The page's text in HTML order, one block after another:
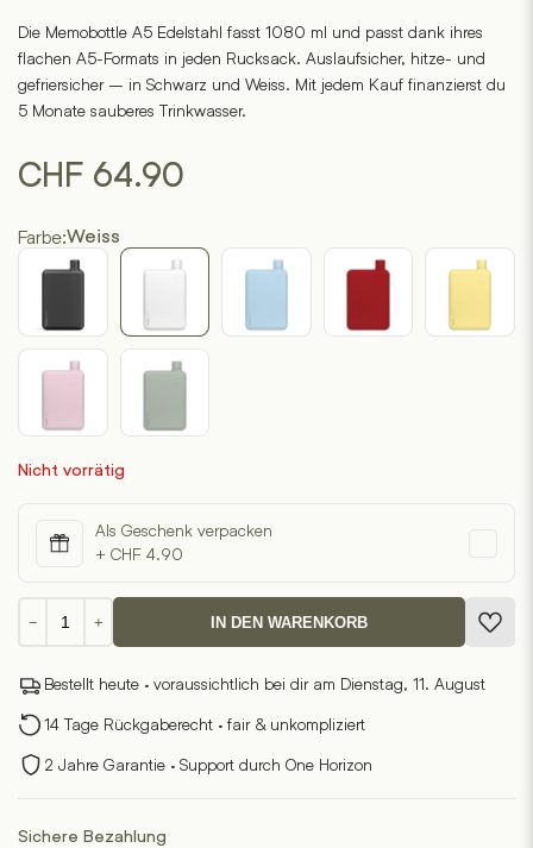
of
5
based
3
customer
Die Memobottle A5 Edelstahl fasst 1080 ml und passt dank ihres
flachen A5-Formats in jeden Rucksack. Auslaufsicher, hitze- und
gefriersicher – in Schwarz und Weiss. Mit jedem Kauf finanzierst du
5 Monate sauberes Trinkwasser.
CHF 64.90
Farbe:Weiss
Nicht vorrätig
Als Geschenk verpacken
+ CHF 4.90
−
Memobottle
A5
Menge
+ IN DEN WARENKORB
Bestellt heute · voraussichtlich bei dir am Dienstag, 11. August
14 Tage Rückgaberecht · fair & unkompliziert
2 Jahre Garantie · Support durch One Horizon
Sichere Bezahlung